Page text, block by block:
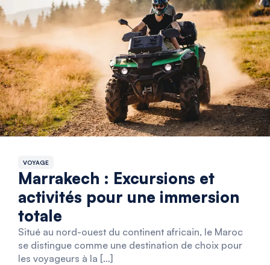
VOYAGE
Marrakech : Excursions et
activités pour une immersion
totale
Situé au nord-ouest du continent africain, le Maroc
se distingue comme une destination de choix pour
les voyageurs à la […]